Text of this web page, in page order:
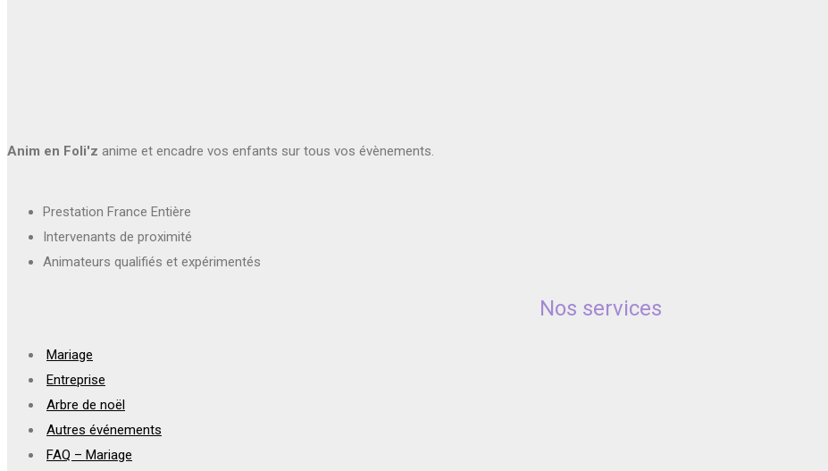
Anim en Foli'z anime et encadre vos enfants sur tous vos évènements.
Prestation France Entière
Intervenants de proximité
Animateurs qualifiés et expérimentés
Nos services
Mariage
Entreprise
Arbre de noël
Autres événements
FAQ – Mariage